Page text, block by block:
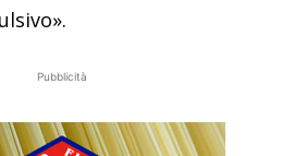
Pubblicità